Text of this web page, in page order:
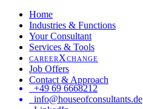
Home
Industries & Functions
Your Consultant
Services & Tools
careerXchange
Job Offers
Contact & Approach
+49 69 6668212
info@houseofconsultants.de